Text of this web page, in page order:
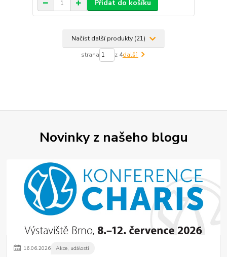
Přidat do košíku
Načíst další produkty (21)
strana z 4další
Novinky z našeho blogu
16.06.2026 Akce, události